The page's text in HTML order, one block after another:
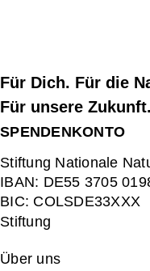
Für Dich. Für die
Für unsere Zukunft.
SPENDENKONTO
Stiftung Nationale
IBAN: DE55 3705
BIC: COLSDE33XXX
Stiftung
Über uns